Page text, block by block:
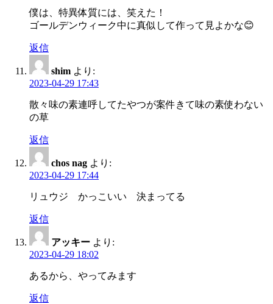
僕は、特異体質には、笑えた！
ゴールデンウィーク中に真似して作って見よかな😊
返信
shim より:
2023-04-29 17:43
散々味の素連呼してたやつが案件きて味の素使わない
の草
返信
chos nag より:
2023-04-29 17:44
リュウジ かっこいい 決まってる
返信
アッキー より:
2023-04-29 18:02
あるから、やってみます
返信